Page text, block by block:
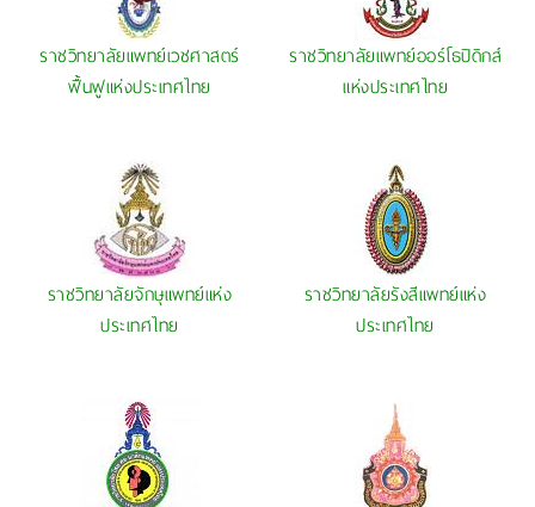
ราชวิทยาลัยแพทย์เวชศาสตร์
ฟื้นฟูแห่งประเทศไทย
ราชวิทยาลัยแพทย์ออร์โธปิดิกส์
แห่งประเทศไทย
ราชวิทยาลัยจักษุแพทย์แห่ง
ประเทศไทย
ราชวิทยาลัยรังสีแพทย์แห่ง
ประเทศไทย